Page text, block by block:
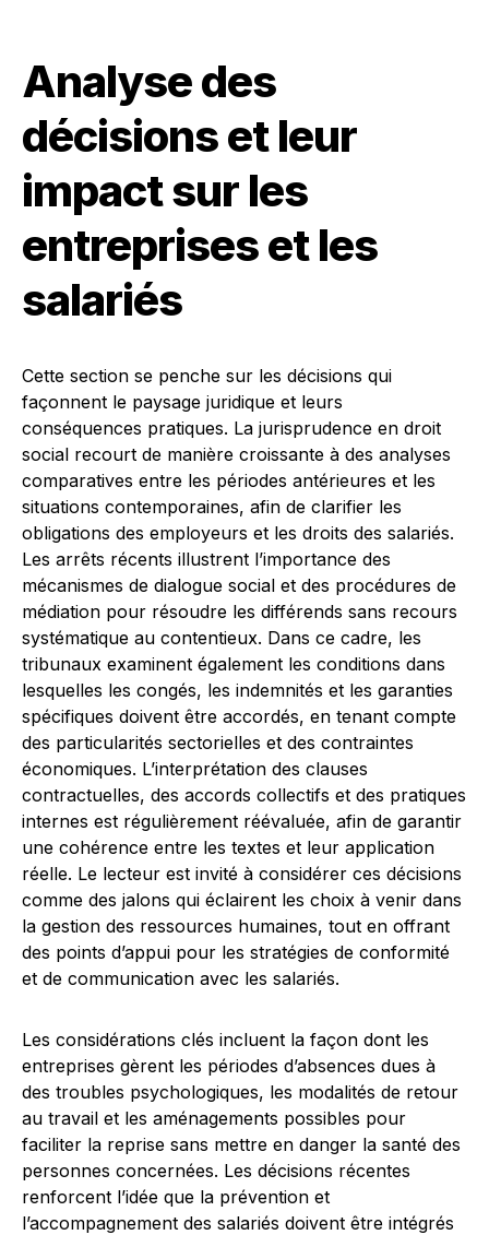
Analyse des
décisions et leur
impact sur les
entreprises et les
salariés
Cette section se penche sur les décisions qui
façonnent le paysage juridique et leurs
conséquences pratiques. La jurisprudence en droit
social recourt de manière croissante à des analyses
comparatives entre les périodes antérieures et les
situations contemporaines, afin de clarifier les
obligations des employeurs et les droits des salariés.
Les arrêts récents illustrent l’importance des
mécanismes de dialogue social et des procédures de
médiation pour résoudre les différends sans recours
systématique au contentieux. Dans ce cadre, les
tribunaux examinent également les conditions dans
lesquelles les congés, les indemnités et les garanties
spécifiques doivent être accordés, en tenant compte
des particularités sectorielles et des contraintes
économiques. L’interprétation des clauses
contractuelles, des accords collectifs et des pratiques
internes est régulièrement réévaluée, afin de garantir
une cohérence entre les textes et leur application
réelle. Le lecteur est invité à considérer ces décisions
comme des jalons qui éclairent les choix à venir dans
la gestion des ressources humaines, tout en offrant
des points d’appui pour les stratégies de conformité
et de communication avec les salariés.
Les considérations clés incluent la façon dont les
entreprises gèrent les périodes d’absences dues à
des troubles psychologiques, les modalités de retour
au travail et les aménagements possibles pour
faciliter la reprise sans mettre en danger la santé des
personnes concernées. Les décisions récentes
renforcent l’idée que la prévention et
l’accompagnement des salariés doivent être intégrés